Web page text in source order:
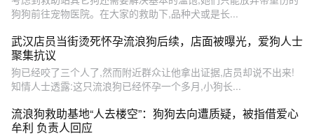
狗狗前往宠物医院。在大家的救助下,品种犬或是长...
武汉店员当街烫死怀孕流浪狗后续，店面被曝光，爱狗人士
聚集抗议
狗已经咬了三个人了,然而附近群众让他拿出证据,店员却说不出来!
知情人士透露:这只流浪狗已经怀孕一个多月,小狗长...
流浪狗救助基地“人去楼空”：狗狗去向遭质疑，被指借爱心
牟利 负责人回应